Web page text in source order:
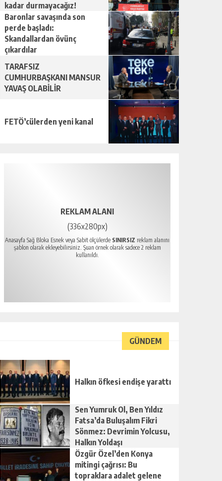
kadar durmayacağız!
Baronlar savaşında son
perde başladı:
Skandallardan övünç
çıkardılar
TARAFSIZ
CUMHURBAŞKANI MANSUR
YAVAŞ OLABİLİR
FETÖ’cülerden yeni kanal
REKLAM ALANI
(336x280px)
Anasayfa Sağ Bloka Esnek veya Sabit ölçülerde SINIRSIZ reklam alanını
şablon olarak ekleyebilirsiniz. Şuan örnek olarak sadece 2 reklam
kullanıldı.
GÜNDEM
Halkın öfkesi endişe yarattı
Sen Yumruk Ol, Ben Yıldız
Fatsa’da Buluşalım Fikri
Sönmez: Devrimin Yolcusu,
Halkın Yoldaşı
Özgür Özel’den Konya
mitingi çağrısı: Bu
topraklara adalet gelene